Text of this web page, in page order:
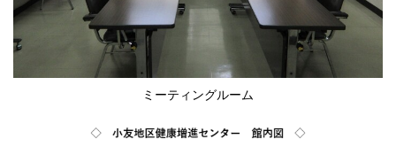
ミーティングルーム